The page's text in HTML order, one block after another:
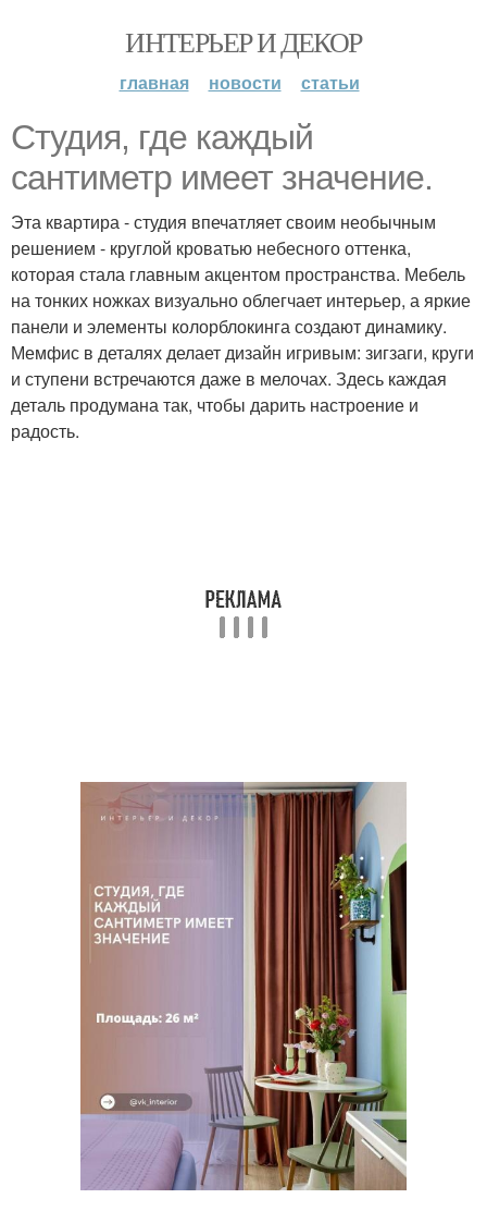
ИНТЕРЬЕР И ДЕКОР
главная новости статьи
Студия, где каждый
сантиметр имеет значение.
Эта квартира - студия впечатляет своим необычным
решением - круглой кроватью небесного оттенка,
которая стала главным акцентом пространства. Мебель
на тонких ножках визуально облегчает интерьер, а яркие
панели и элементы колорблокинга создают динамику.
Мемфис в деталях делает дизайн игривым: зигзаги, круги
и ступени встречаются даже в мелочах. Здесь каждая
деталь продумана так, чтобы дарить настроение и
радость.